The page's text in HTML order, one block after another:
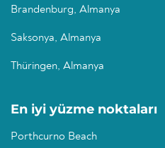
Brandenburg, Almanya
Saksonya, Almanya
Thüringen, Almanya
En iyi yüzme noktaları
Porthcurno Beach